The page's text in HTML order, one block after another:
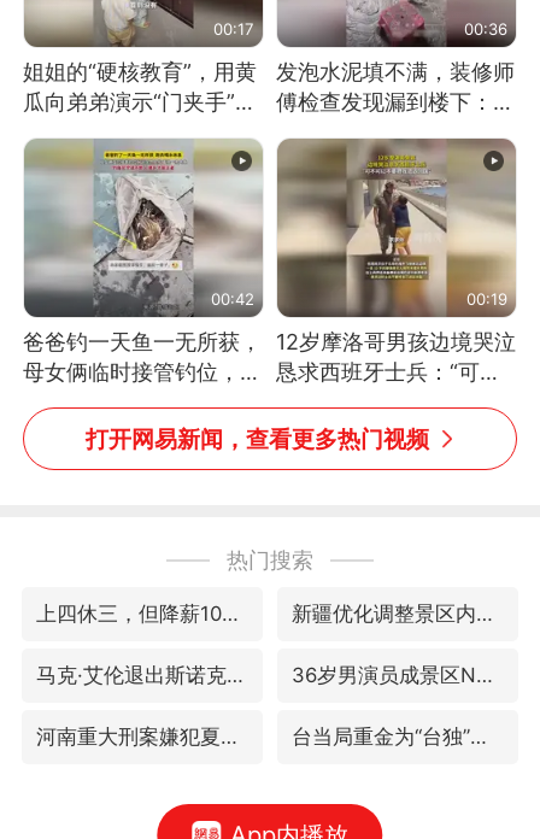
00:17
姐姐的“硬核教育”，用黄
瓜向弟弟演示“门夹手”，
网友：果然言传不如身
教！
00:36
发泡水泥填不满，装修师
傅检查发现漏到楼下：出
风口未延伸到外墙
00:42
爸爸钓一天鱼一无所获，
母女俩临时接管钓位，用
玩具鱼竿钓上大鱼
00:19
12岁摩洛哥男孩边境哭泣
恳求西班牙士兵：“可不
可以不要把我遣返回国”
打开网易新闻，查看更多热门视频
热门搜索
上四休三，但降薪1000元，你接受吗？ 新疆优化调整景区内自驾服务费
马克·艾伦退出斯诺克中国公开赛 36岁男演员成景区NPC后人气爆棚
河南重大刑案嫌犯夏某钢落网 台当局重金为“台独”织“皇帝新衣”